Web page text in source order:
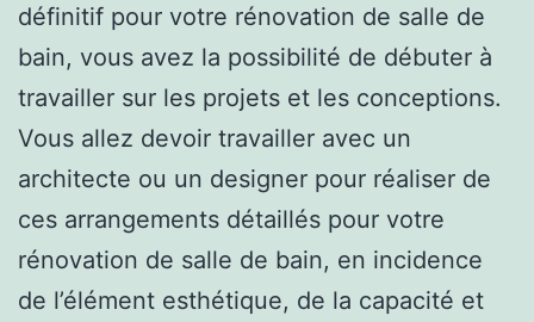
définitif pour votre rénovation de salle de
bain, vous avez la possibilité de débuter à
travailler sur les projets et les conceptions.
Vous allez devoir travailler avec un
architecte ou un designer pour réaliser de
ces arrangements détaillés pour votre
rénovation de salle de bain, en incidence
de l’élément esthétique, de la capacité et